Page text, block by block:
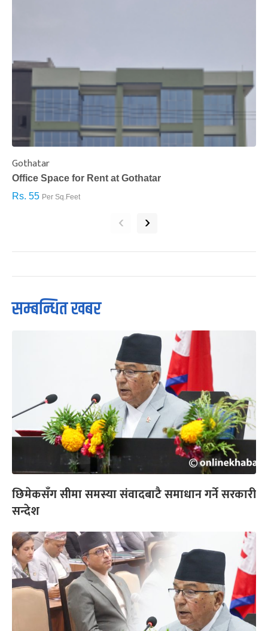
Gothatar
Office Space for Rent at Gothatar
Rs. 55 Per Sq.Feet
‹ ›
सम्बन्धित खबर
छिमेकसँग सीमा समस्या संवादबाटै समाधान गर्ने सरकारी
सन्देश